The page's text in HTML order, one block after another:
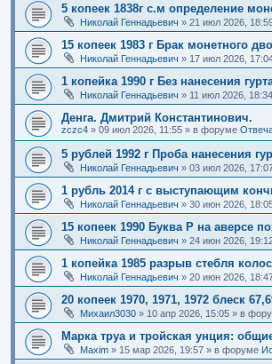
5 копеек 1838г с.м определение
Николай Геннадьевич » 21 июл 2026,
15 копеек 1983 г Брак монетного
Николай Геннадьевич » 17 июл 2026,
1 копейка 1990 г Без нанесения
Николай Геннадьевич » 11 июл 2026, 18:34
Денга. Дмитрий Константинович.
zczc4 » 09 июл 2026, 11:55 » в форуме
5 рублей 1992 г Проба нанесения
Николай Геннадьевич » 03 июл 2026,
1 рубль 2014 г с выступающим
Николай Геннадьевич » 30 июн 2026,
15 копеек 1990 Буква Р на аверсе
Николай Геннадьевич » 24 июн 2026,
1 копейка 1985 разрыв стебля
Николай Геннадьевич » 20 июн 2026,
20 копеек 1970, 1971, 1972 блеск
Михаил3030 » 10 апр 2026, 15:05 » в
Марка труа и тройская унция:
Maxim » 15 мар 2026, 19:57 » в форуме